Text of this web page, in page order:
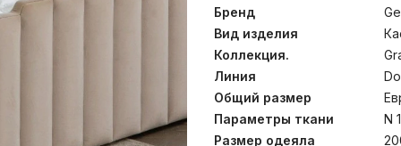
шелковистый на
«дышащий» пуховый
обеспечивает
температуре до 30°С.
Бренд
Вид изделия
Коллекция.
Линия
Общий размер
Параметры ткани
N
Размер одеяла